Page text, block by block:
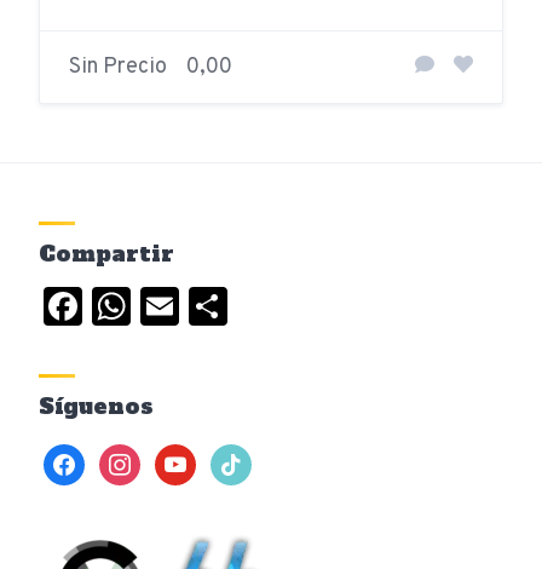
Sin Precio 0,00
Compartir
Facebook
WhatsApp
Email
Síguenos
facebookinstagramyoutubetiktok